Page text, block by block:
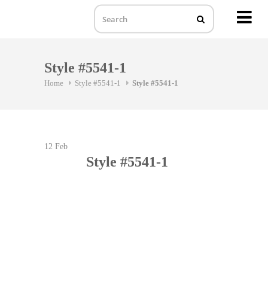
Style #5541-1
Home Style #5541-1 Style #5541-1
12 Feb
Style #5541-1